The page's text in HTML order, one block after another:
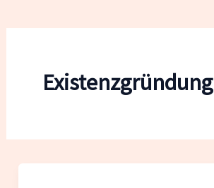
Existenzgründung